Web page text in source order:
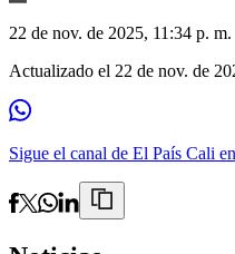
22 de nov. de 2025, 11:34 p. m.
Actualizado el 22 de nov. de
Sigue el canal de El País Cali